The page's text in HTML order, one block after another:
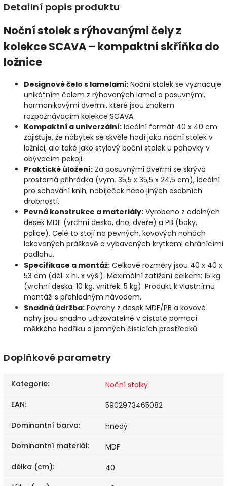
Detailní popis produktu
Noční stolek s rýhovanými čely z
kolekce SCAVA – kompaktní skříňka do
ložnice
Designové čelo s lamelami: Noční stolek se vyznačuje
unikátním čelem z rýhovaných lamel a posuvnými,
harmonikovými dveřmi, které jsou znakem
rozpoznávacím kolekce SCAVA.
Kompaktní a univerzální: Ideální formát 40 x 40 cm
zajišťuje, že nábytek se skvěle hodí jako noční stolek v
ložnici, ale také jako stylový boční stolek u pohovky v
obývacím pokoji.
Praktické úložení: Za posuvnými dveřmi se skrývá
prostorná přihrádka (vym. 35,5 x 35,5 x 24,5 cm), ideální
pro schování knih, nabíječek nebo jiných osobních
drobností.
Pevná konstrukce a materiály: Vyrobeno z odolných
desek MDF (vrchní deska, dno, dveře) a PB (boky,
police). Celé to stojí na pevných, kovových nohách
lakovaných práškově a vybavených krytkami chránícími
podlahu.
Specifikace a montáž: Celkové rozměry jsou 40 x 40 x
53 cm (dél. x hl. x výš.). Maximální zatížení celkem: 15 kg
(vrchní deska: 10 kg, vnitřek: 5 kg). Produkt k vlastnímu
montáži s přehledným návodem.
Snadná údržba: Povrchy z desek MDF/PB a kovové
nohy jsou snadno udržovatelné v čistotě pomocí
měkkého hadříku a jemných čisticích prostředků.
Doplňkové parametry
Kategorie:
Noční stolky
EAN:
5902973465082
Dominantní barva:
hnědý
Dominantní materiál:
MDF
délka (cm):
40